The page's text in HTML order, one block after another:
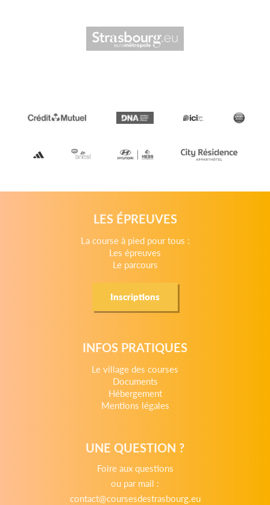
LES ÉPREUVES
La course à pied pour tous :
Les épreuves
Le parcours
Inscriptions
INFOS PRATIQUES
Le village des courses
Documents
Hébergement
Mentions légales
UNE QUESTION ?
Foire aux questions
ou par mail :
contact@coursesdestrasbourg.eu